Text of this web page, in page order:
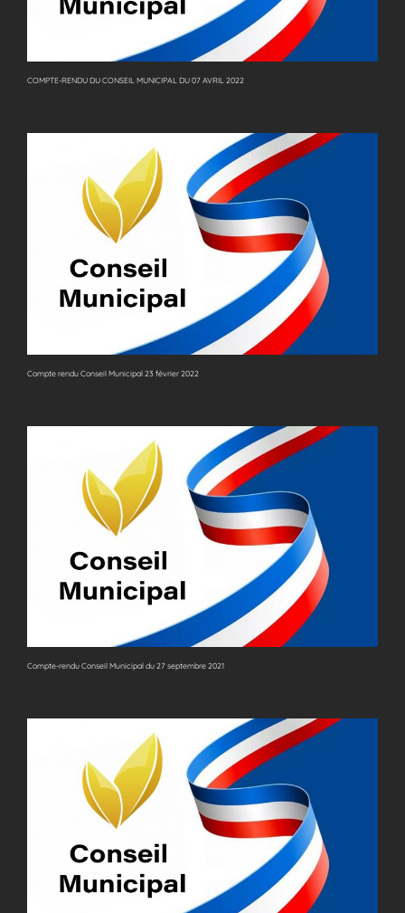
COMPTE-RENDU DU CONSEIL MUNICIPAL DU 07 AVRIL 2022
Compte rendu Conseil Municipal 23 février 2022
Compte-rendu Conseil Municipal du 27 septembre 2021